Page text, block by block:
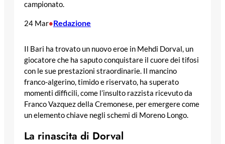
campionato.
24 Mar•Redazione
Il Bari ha trovato un nuovo eroe in Mehdi Dorval, un
giocatore che ha saputo conquistare il cuore dei tifosi
con le sue prestazioni straordinarie. Il mancino
franco-algerino, timido e riservato, ha superato
momenti difficili, come l’insulto razzista ricevuto da
Franco Vazquez della Cremonese, per emergere come
un elemento chiave negli schemi di Moreno Longo.
La rinascita di Dorval